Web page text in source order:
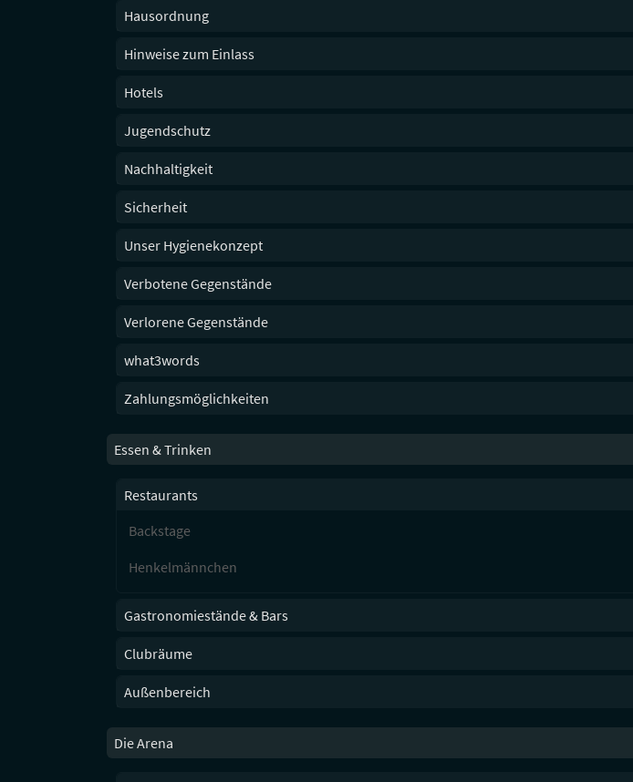
Hausordnung
Hinweise zum Einlass
Hotels
Jugendschutz
Nachhaltigkeit
Sicherheit
Unser Hygienekonzept
Verbotene Gegenstände
Verlorene Gegenstände
what3words
Zahlungsmöglichkeiten
Essen & Trinken
Restaurants
Backstage
Henkelmännchen
Gastronomiestände & Bars
Clubräume
Außenbereich
Die Arena